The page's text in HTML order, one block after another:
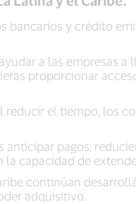
bancarios y crédito
a las empresas a
proporcionar
el tiempo, los
pagos,
capacidad de
continúan
adquisitivo.